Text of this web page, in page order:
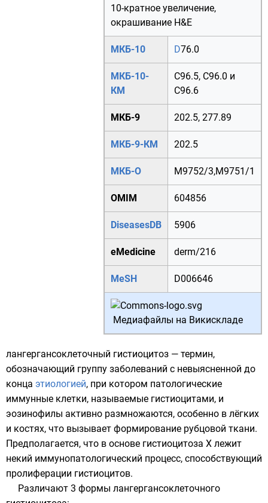
10-кратное увеличение,
окрашивание H&E
МКБ-10 D76.0
МКБ-10-
КМ
C96.5, C96.0 и
C96.6
МКБ-9 202.5, 277.89
МКБ-9-КМ 202.5
МКБ-О M9752/3,M9751/1
OMIM 604856
DiseasesDB 5906
eMedicine derm/216
MeSH D006646
Медиафайлы на Викискладе
лангергансоклеточный гистиоцитоз — термин,
обозначающий группу заболеваний с невыясненной до
конца этиологией, при котором патологические
иммунные клетки, называемые гистиоцитами, и
эозинофилы активно размножаются, особенно в лёгких
и костях, что вызывает формирование рубцовой ткани.
Предполагается, что в основе гистиоцитоза X лежит
некий иммунопатологический процесс, способствующий
пролиферации гистиоцитов.
Различают 3 формы лангергансоклеточного